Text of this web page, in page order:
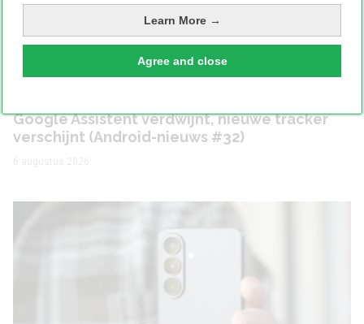
Learn More →
Agree and close
Bekijk ook
Google Assistent verdwijnt, nieuwe tracker
verschijnt (Android-nieuws #32)